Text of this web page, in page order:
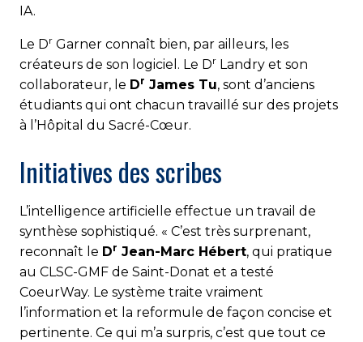
IA.
Le Dr Garner connaît bien, par ailleurs, les
créateurs de son logiciel. Le Dr Landry et son
collaborateur, le Dr James Tu, sont d’anciens
étudiants qui ont chacun travaillé sur des projets
à l’Hôpital du Sacré-Cœur.
Initiatives des scribes
L’intelligence artificielle effectue un travail de
synthèse sophistiqué. « C’est très surprenant,
reconnaît le Dr Jean-Marc Hébert, qui pratique
au CLSC-GMF de Saint-Donat et a testé
CoeurWay. Le système traite vraiment
l’information et la reformule de façon concise et
pertinente. Ce qui m’a surpris, c’est que tout ce